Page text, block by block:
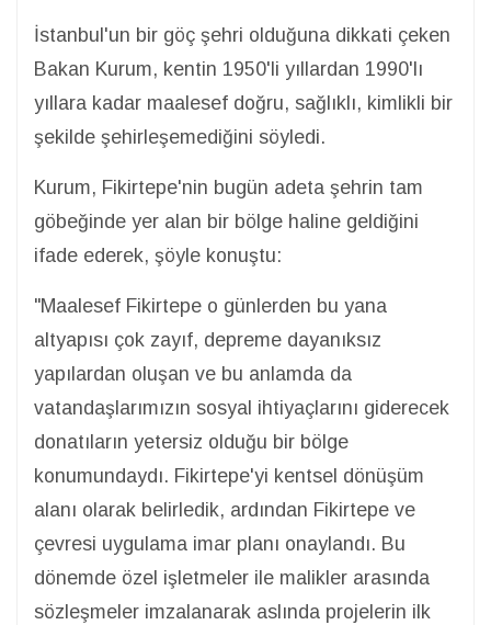
İstanbul'un bir göç şehri olduğuna dikkati çeken
Bakan Kurum, kentin 1950'li yıllardan 1990'lı
yıllara kadar maalesef doğru, sağlıklı, kimlikli bir
şekilde şehirleşemediğini söyledi.
Kurum, Fikirtepe'nin bugün adeta şehrin tam
göbeğinde yer alan bir bölge haline geldiğini
ifade ederek, şöyle konuştu:
"Maalesef Fikirtepe o günlerden bu yana
altyapısı çok zayıf, depreme dayanıksız
yapılardan oluşan ve bu anlamda da
vatandaşlarımızın sosyal ihtiyaçlarını giderecek
donatıların yetersiz olduğu bir bölge
konumundaydı. Fikirtepe'yi kentsel dönüşüm
alanı olarak belirledik, ardından Fikirtepe ve
çevresi uygulama imar planı onaylandı. Bu
dönemde özel işletmeler ile malikler arasında
sözleşmeler imzalanarak aslında projelerin ilk